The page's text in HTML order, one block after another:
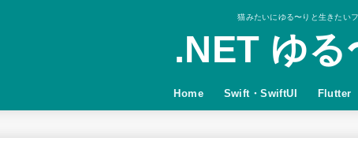
猫みたいにゆる〜りと生きたい
.NET ゆる
Home Swift・SwiftUI Flutter